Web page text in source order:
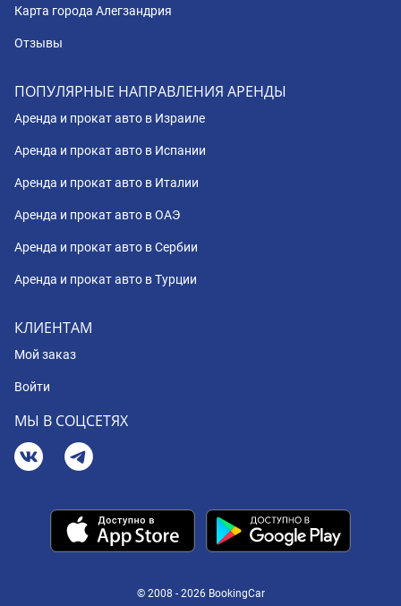
Карта города Алегзандрия
Отзывы
ПОПУЛЯРНЫЕ НАПРАВЛЕНИЯ АРЕНДЫ
Аренда и прокат авто в Израиле
Аренда и прокат авто в Испании
Аренда и прокат авто в Италии
Аренда и прокат авто в ОАЭ
Аренда и прокат авто в Сербии
Аренда и прокат авто в Турции
КЛИЕНТАМ
Мой заказ
Войти
МЫ В СОЦСЕТЯХ
© 2008 - 2026 BookingCar